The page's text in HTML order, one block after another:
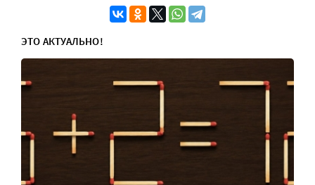
ЭТО АКТУАЛЬНО!